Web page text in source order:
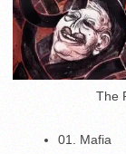
The
01. Mafia